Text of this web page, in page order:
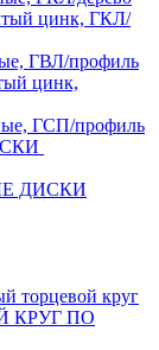
цинк, ГКЛ/
ГВЛ/профиль
цинк,
ГСП/профиль
ДИСКИ
торцевой круг
КРУГ ПО